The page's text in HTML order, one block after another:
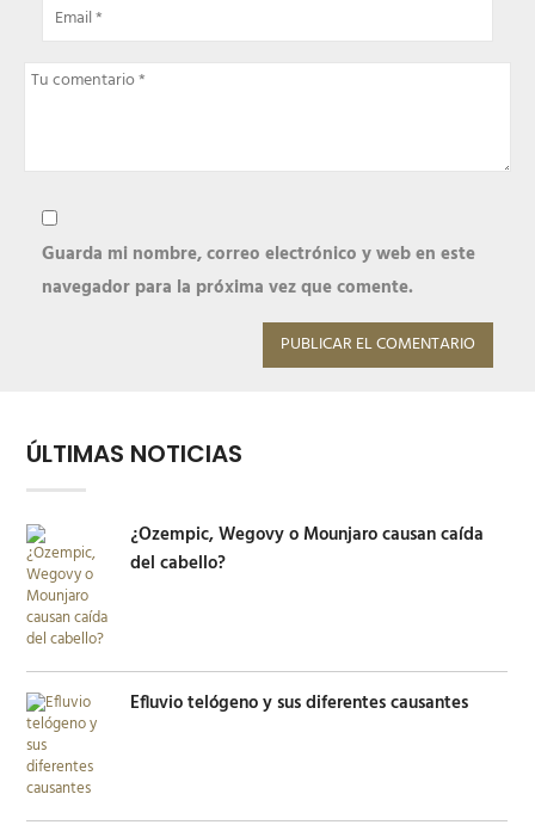
Guarda mi nombre, correo electrónico y web en este
navegador para la próxima vez que comente.
ÚLTIMAS NOTICIAS
¿Ozempic, Wegovy o Mounjaro causan caída
del cabello?
Efluvio telógeno y sus diferentes causantes